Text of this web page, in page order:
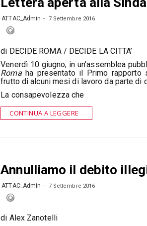
ATTAC_Admin 7 Settembre 2016
di DECIDE ROMA / DECIDE LA CITTA’
Venerdì 10 giugno, in un’assemblea
Romaha presentato il Primo rapporto
frutto di alcuni mesi di lavoro da parte di
La consapevolezza che
CONTINUA A LEGGERE
Annulliamo il debito
ATTAC_Admin 7 Settembre 2016
di Alex Zanotelli